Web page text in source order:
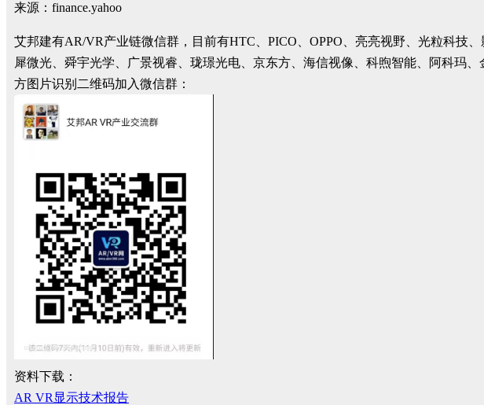
来源：finance.yahoo
艾邦建有AR/VR产业链微信群，目前有HTC、PICO、OPPO、亮亮视野、光粒科技
犀微光、舜宇光学、广景视睿、珑璟光电、京东方、海信视像、科煦智能、阿科玛
方图片识别二维码加入微信群：
资料下载：
AR VR显示技术报告